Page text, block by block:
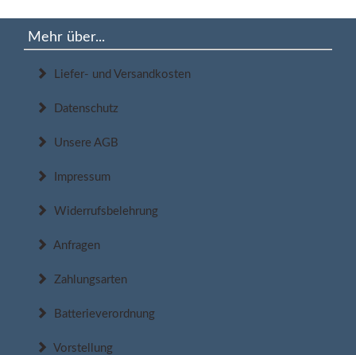
Mehr über...
Liefer- und Versandkosten
Datenschutz
Unsere AGB
Impressum
Widerrufsbelehrung
Anfragen
Zahlungsarten
Batterieverordnung
Vorstellung